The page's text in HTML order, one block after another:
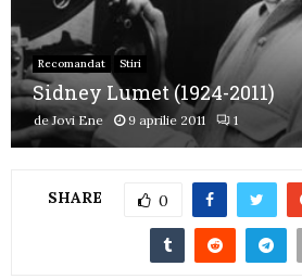
Recomandat Stiri
Sidney Lumet (1924-2011)
deJovi Ene 9 aprilie 2011 1
SHARE 0